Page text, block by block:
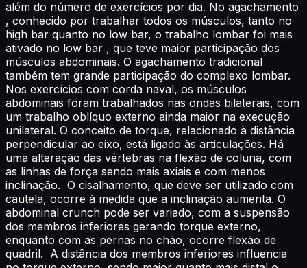
além do número de exercícios por dia. No agachamento
, conhecido por trabalhar todos os músculos, tanto no
high bar quanto no low bar, o trabalho lombar foi mais
ativado no low bar , que teve maior participação dos
músculos abdominais. O agachamento tradicional
também tem grande participação do complexo lombar.
Nos exercícios com corda naval, os músculos
abdominais foram trabalhados nas ondas bilaterais, com
um trabalho oblíquo externo ainda maior na execução
unilateral. O conceito de torque, relacionado à distância
perpendicular ao eixo, está ligado às articulações. Há
uma alteração das vértebras na flexão de coluna, com
as linhas de força sendo mais axiais e com menos
inclinação. O cisalhamento, que deve ser utilizado com
cautela, ocorre à medida que a inclinação aumenta. O
abdominal crunch pode ser variado, com a suspensão
dos membros inferiores gerando torque externo,
enquanto com as pernas no chão, ocorre flexão de
quadril. A distância dos membros inferiores influencia